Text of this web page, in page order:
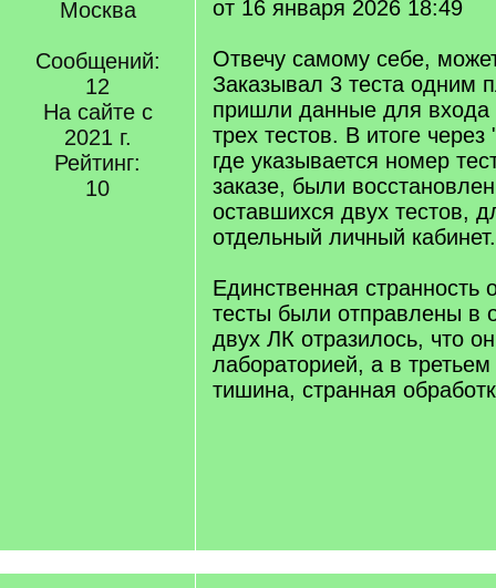
Москва
Сообщений:
12
На сайте с
2021 г.
Рейтинг:
10
от 16 января 2026 18:49
Отвечу самому себе,
Заказывал 3 теста одним
пришли данные для входа
трех тестов. В итоге
где указывается номер
заказе, были
оставшихся двух тестов,
отдельный личный кабинет.
Единственная странность
тесты были отправлены в
двух ЛК отразилось, что
лабораторией, а в
тишина, странная